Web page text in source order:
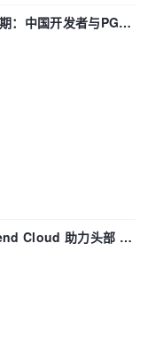
：中国开发者与PG内
Cloud 助力头部 AI